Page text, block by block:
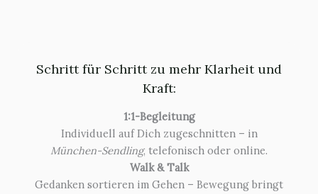
Schritt für Schritt zu mehr Klarheit und
Kraft:
1:1-Begleitung
Individuell auf Dich zugeschnitten – in
München-Sendling, telefonisch oder online.
Walk & Talk
Gedanken sortieren im Gehen – Bewegung bringt